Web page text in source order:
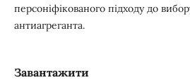
персоніфікованого підходу до
антиагреганта.
Завантажити